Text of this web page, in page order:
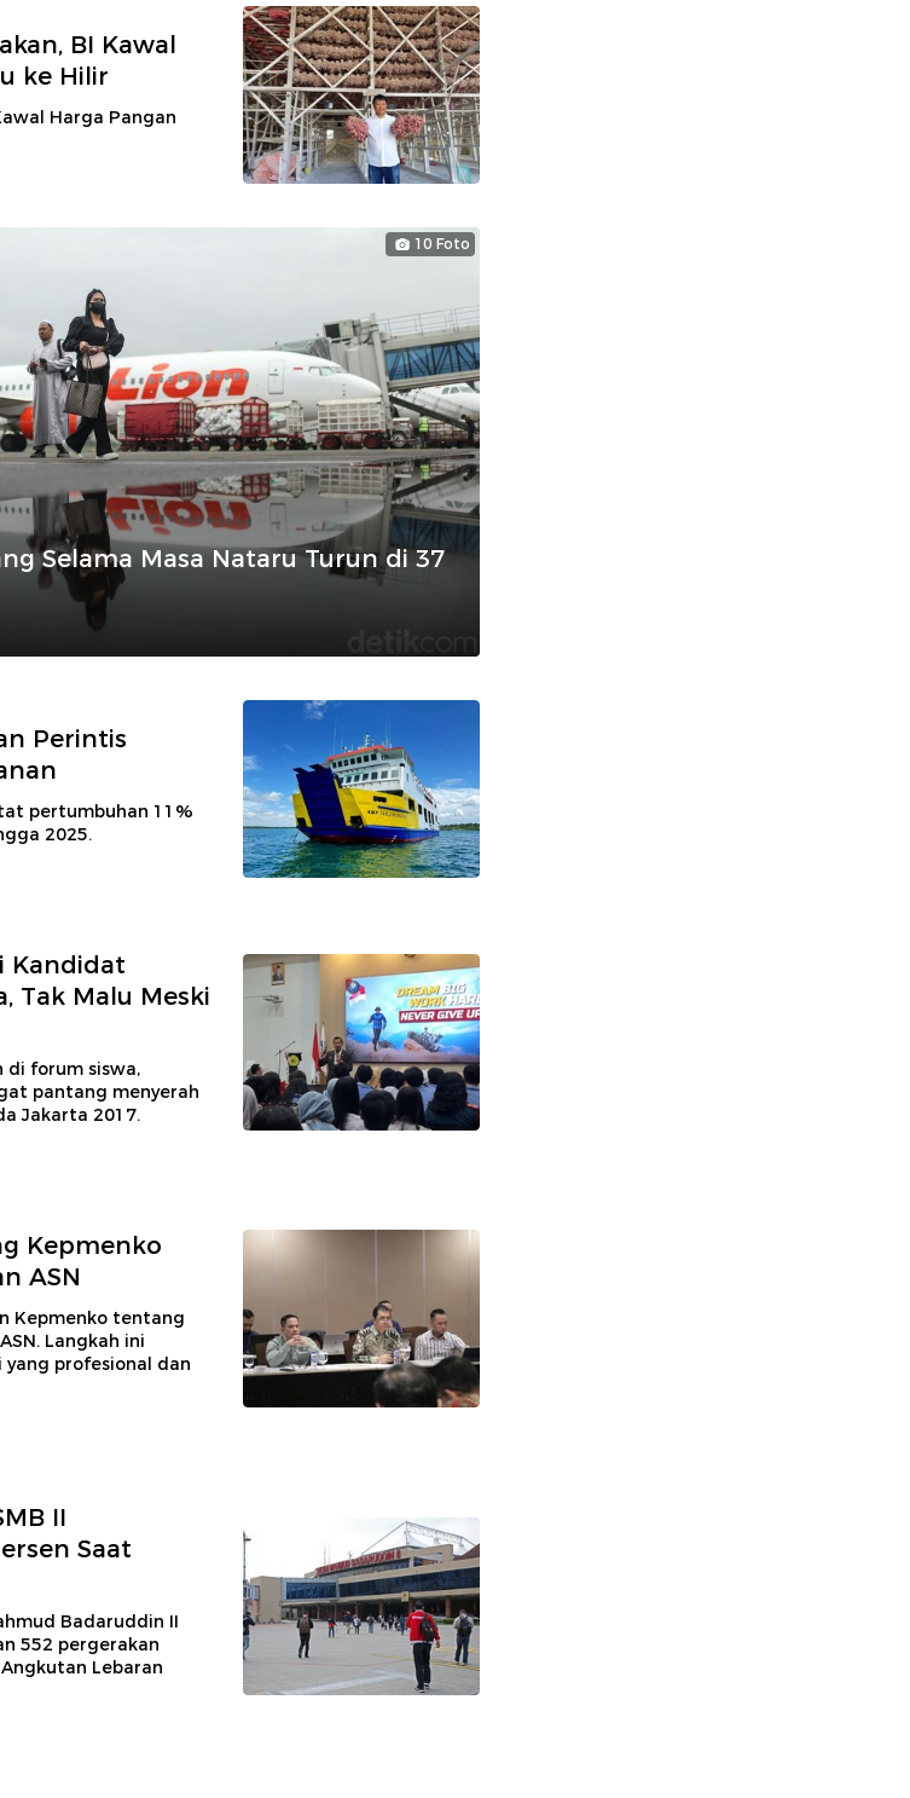
BI Kawal
ke Hilir
Harga Pangan
10 Foto
Selama Masa Nataru Turun di 37
Perintis
pertumbuhan 11%
2025.
Kandidat
Tak Malu Meski
di forum siswa,
pantang menyerah
Jakarta 2017.
Kepmenko
ASN
Kepmenko tentang
Langkah ini
profesional dan
II
Saat
Badaruddin II
552 pergerakan
Lebaran